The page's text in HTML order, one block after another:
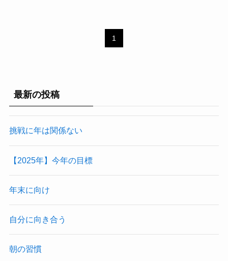
1
最新の投稿
挑戦に年は関係ない
【2025年】今年の目標
年末に向け
自分に向き合う
朝の習慣